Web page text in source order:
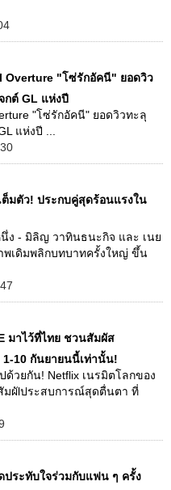
"โซ่รักอัคนี" ยอดวิว
กต์ GL แห่งปี
"โซ่รักอัคนี" ยอดวิวทะลุ
แห่งปี ...
มตัว! ประกบคู่สุดร้อนแรงใน
ง - มิลิญ วาทินธนะกิจ และ เนย
เดิมพลิกบทบาทครั้งใหญ่ ขึ้น
มาไว้ที่ไทย ชวนสัมผัส
10 กันยายนนี้เท่านั้น!
วยกัน! Netflix เนรมิตโลกของ
มผัlประสบการณ์สุดตื่นตา ที่
ประทับใจร่วมกับแฟน ๆ ครั้ง